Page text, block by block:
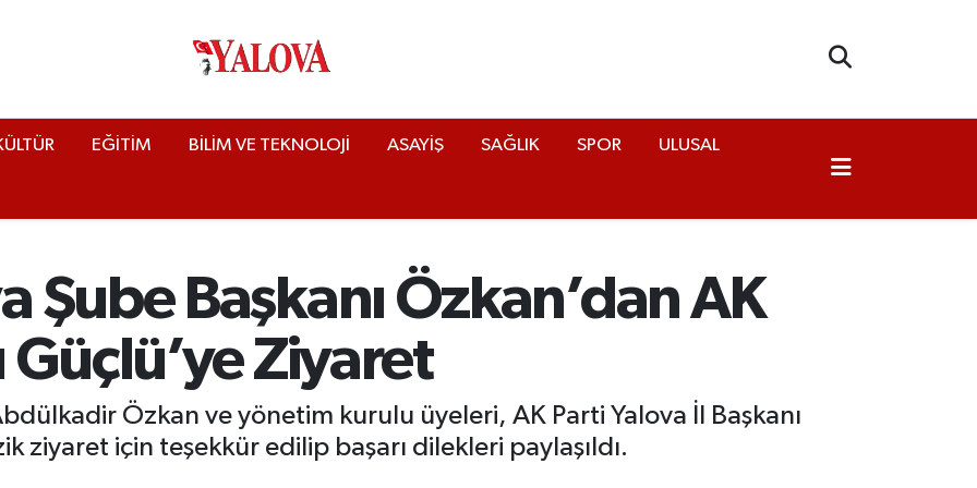
EĞİTİM BİLİM VE TEKNOLOJİ ASAYİŞ SAĞLIK SPOR ULUSAL
Şube Başkanı Özkan’dan AK
Güçlü’ye Ziyaret
Özkan ve yönetim kurulu üyeleri, AK Parti Yalova İl Başkanı
ziyaret için teşekkür edilip başarı dilekleri paylaşıldı.